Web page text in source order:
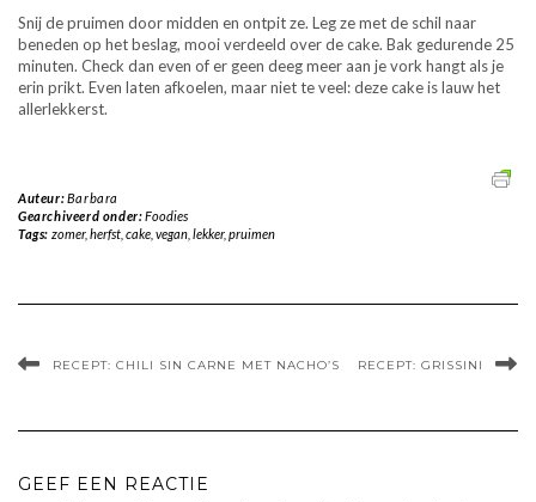
Snij de pruimen door midden en ontpit ze. Leg ze met de schil naar
beneden op het beslag, mooi verdeeld over de cake. Bak gedurende 25
minuten. Check dan even of er geen deeg meer aan je vork hangt als je
erin prikt. Even laten afkoelen, maar niet te veel: deze cake is lauw het
allerlekkerst.
Auteur:Barbara
Gearchiveerd onder:Foodies
Tags: zomer, herfst, cake, vegan, lekker, pruimen
RECEPT: CHILI SIN CARNE MET NACHO’S RECEPT: GRISSINI
GEEF EEN REACTIE